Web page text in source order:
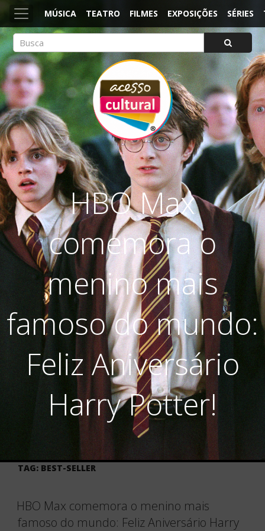
MÚSICA TEATRO FILMES EXPOSIÇÕES SÉRIES
ACESSO CULTURAL
Arte, Cultura Pop e Entretenimento
HBO Max
comemora o
menino mais
famoso do mundo:
Feliz Aniversário
Harry Potter!
TAG: BEST-SELLER
HBO Max comemora o menino mais
famoso do mundo: Feliz Aniversário Harry